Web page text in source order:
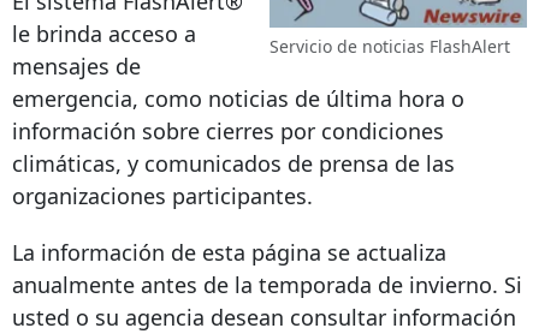
Servicio de noticias FlashAlert
le brinda acceso a
mensajes de
emergencia, como noticias de última hora o
información sobre cierres por condiciones
climáticas, y comunicados de prensa de las
organizaciones participantes.
La información de esta página se actualiza
anualmente antes de la temporada de invierno. Si
usted o su agencia desean consultar información